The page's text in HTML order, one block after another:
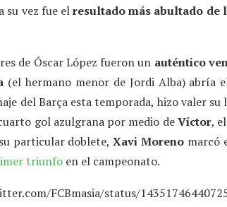
su vez fue elresultado más abultado
de Óscar López fueron un auténtico
(el hermano menor de Jordi Alba) abría
del Barça esta temporada, hizo valer
gol azulgrana por medio deVíctor,
particular doblete,Xavi Moreno marcó
triunfo en el campeonato.
FCBmasia/status/